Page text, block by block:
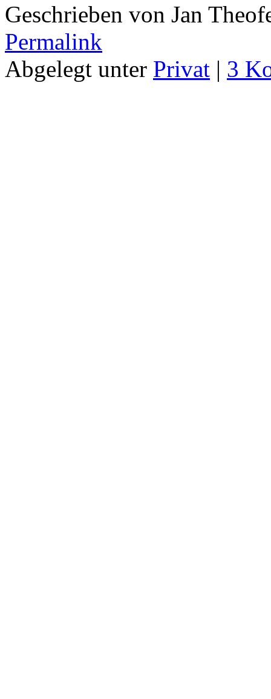
Geschrieben von Jan
Permalink
Abgelegt unter Privat | 3